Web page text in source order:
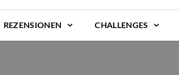
REZENSIONEN CHALLENGES